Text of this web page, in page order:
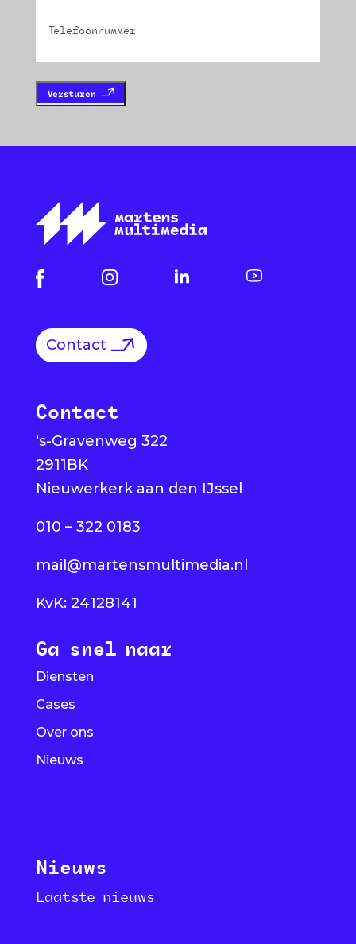
Contact
Contact
‘s-Gravenweg 322
2911BK
Nieuwerkerk aan den IJssel
010 – 322 0183
mail@martensmultimedia.nl
KvK: 24128141
Ga snel naar
Diensten
Cases
Over ons
Nieuws
Nieuws
Laatste nieuws